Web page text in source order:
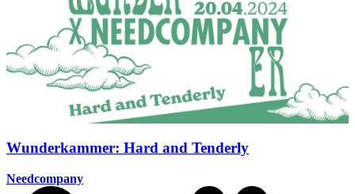
Wunderkammer: Hard and Tenderly
Needcompany